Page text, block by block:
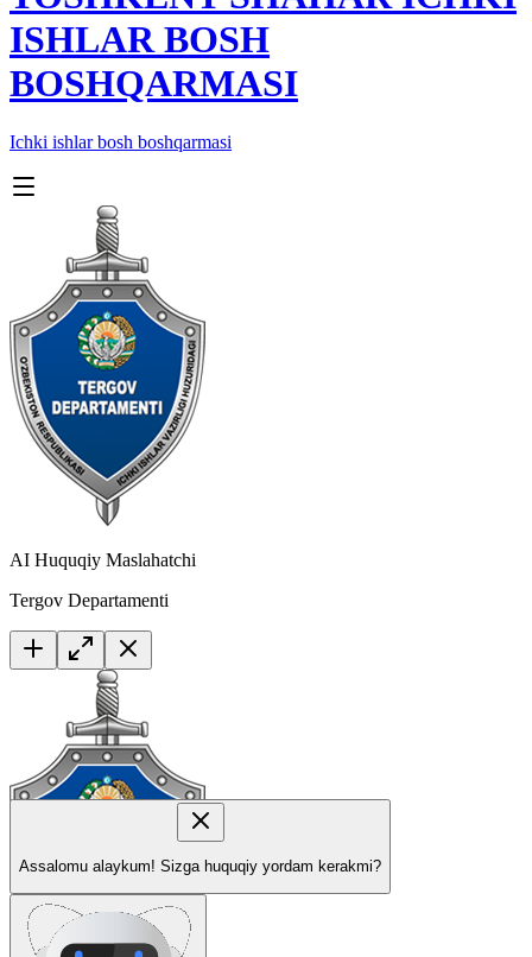
ISHLAR BOSH
BOSHQARMASI
Ichki ishlar bosh boshqarmasi
AI Huquqiy Maslahatchi
Tergov Departamenti
Assalomu alaykum! Sizga huquqiy yordam kerakmi?